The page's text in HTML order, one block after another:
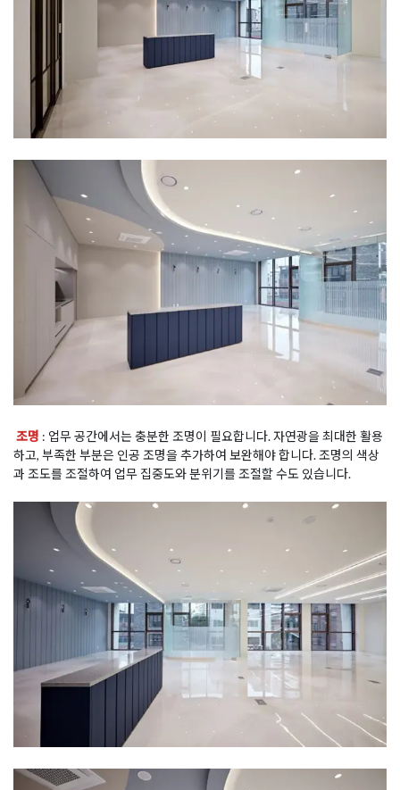
조명 : 업무 공간에서는 충분한 조명이 필요합니다. 자연광을 최대한 활용
하고, 부족한 부분은 인공 조명을 추가하여 보완해야 합니다. 조명의 색상
과 조도를 조절하여 업무 집중도와 분위기를 조절할 수도 있습니다.